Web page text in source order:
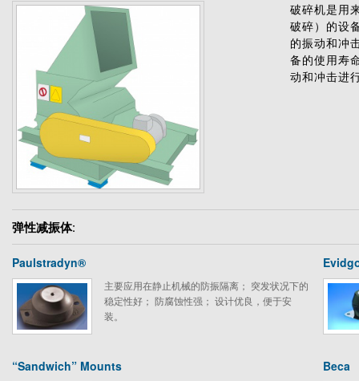
破碎机是用
破碎）的设
的振动和冲
备的使用寿
动和冲击进
弹性减振体:
Paulstradyn®
主要应用在静止机械的防振隔离； 突发状况下的
稳定性好； 防腐蚀性强； 设计优良，便于安
装。
“Sandwich” Mounts Beca